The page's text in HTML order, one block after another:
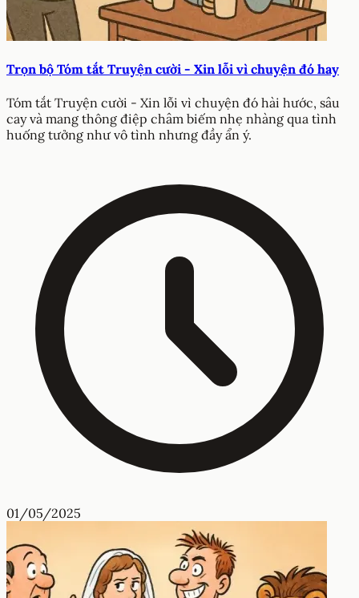
Trọn bộ Tóm tắt Truyện cười - Xin lỗi vì chuyện đó hay
Tóm tắt Truyện cười - Xin lỗi vì chuyện đó hài hước, sâu
cay và mang thông điệp châm biếm nhẹ nhàng qua tình
huống tưởng như vô tình nhưng đầy ẩn ý.
01/05/2025